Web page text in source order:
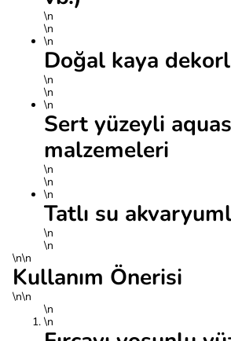
\n
\n
\n
Doğal kaya
\n
\n
\n
Sert yüzeyli
malzemeleri
\n
\n
\n
Tatlı su
\n
\n
\n\n
Kullanım Önerisi
\n\n
\n
\n